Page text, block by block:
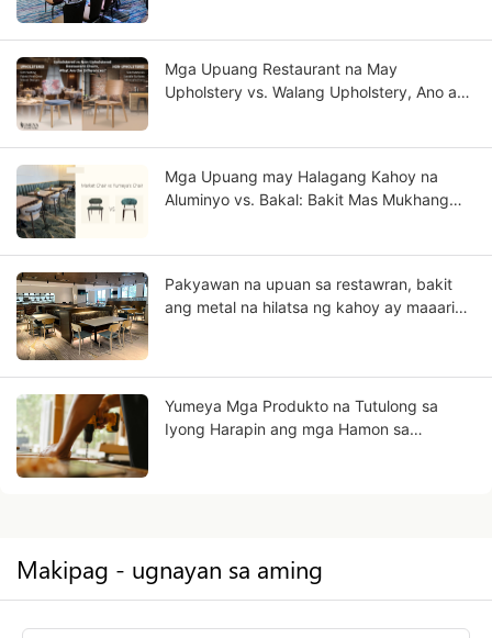
Mga Upuang Restaurant na May
Upholstery vs. Walang Upholstery, Ano ang
Mga Upuang may Halagang Kahoy na
Aluminyo vs. Bakal: Bakit Mas Mukhang
Pakyawan na upuan sa restawran, bakit
ang metal na hilatsa ng kahoy ay maaaring
Yumeya Mga Produkto na Tutulong sa
Iyong Harapin ang mga Hamon sa
Makipag - ugnayan sa aming